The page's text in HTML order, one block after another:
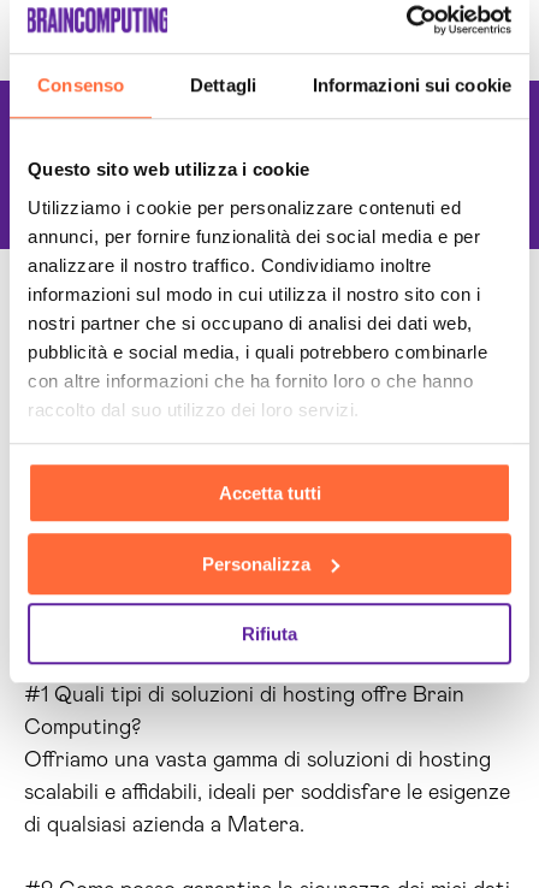
Consenso Dettagli Informazioni sui cookie
Questo sito web utilizza i cookie
Utilizziamo i cookie per personalizzare contenuti ed
annunci, per fornire funzionalità dei social media e per
analizzare il nostro traffico. Condividiamo inoltre
informazioni sul modo in cui utilizza il nostro sito con i
nostri partner che si occupano di analisi dei dati web,
pubblicità e social media, i quali potrebbero combinarle
con altre informazioni che ha fornito loro o che hanno
raccolto dal suo utilizzo dei loro servizi.
Accetta tutti
Personalizza
Rifiuta
Migliori tecnologie
#1 Quali tipi di soluzioni di hosting offre Brain
Computing?
Offriamo una vasta gamma di soluzioni di hosting
scalabili e affidabili, ideali per soddisfare le esigenze
di qualsiasi azienda a Matera.